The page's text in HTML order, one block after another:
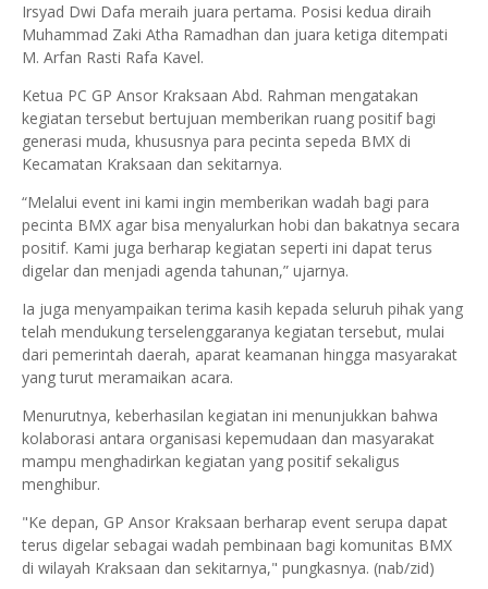
Irsyad Dwi Dafa meraih juara pertama. Posisi kedua diraih
Muhammad Zaki Atha Ramadhan dan juara ketiga ditempati
M. Arfan Rasti Rafa Kavel.
Ketua PC GP Ansor Kraksaan Abd. Rahman mengatakan
kegiatan tersebut bertujuan memberikan ruang positif bagi
generasi muda, khususnya para pecinta sepeda BMX di
Kecamatan Kraksaan dan sekitarnya.
“Melalui event ini kami ingin memberikan wadah bagi para
pecinta BMX agar bisa menyalurkan hobi dan bakatnya secara
positif. Kami juga berharap kegiatan seperti ini dapat terus
digelar dan menjadi agenda tahunan,” ujarnya.
Ia juga menyampaikan terima kasih kepada seluruh pihak yang
telah mendukung terselenggaranya kegiatan tersebut, mulai
dari pemerintah daerah, aparat keamanan hingga masyarakat
yang turut meramaikan acara.
Menurutnya, keberhasilan kegiatan ini menunjukkan bahwa
kolaborasi antara organisasi kepemudaan dan masyarakat
mampu menghadirkan kegiatan yang positif sekaligus
menghibur.
"Ke depan, GP Ansor Kraksaan berharap event serupa dapat
terus digelar sebagai wadah pembinaan bagi komunitas BMX
di wilayah Kraksaan dan sekitarnya," pungkasnya. (nab/zid)